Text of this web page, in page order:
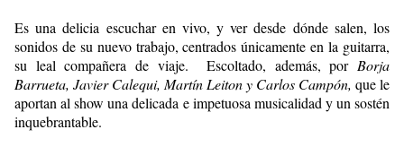
Es una delicia escuchar en vivo, y ver desde dónde salen, los
sonidos de su nuevo trabajo, centrados únicamente en la guitarra,
su leal compañera de viaje.
Escoltado, además, por Borja
Barrueta, Javier Calequi, Martín Leiton y Carlos Campón, que le
aportan al show una delicada e impetuosa musicalidad y un sostén
inquebrantable.